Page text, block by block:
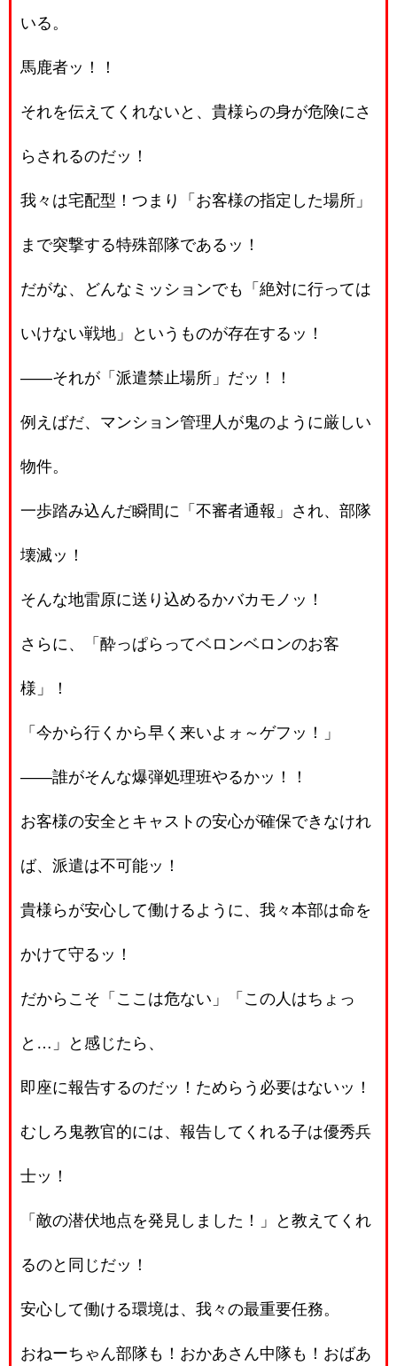
いる。
馬鹿者ッ！！
それを伝えてくれないと、貴様らの身が危険にさ
らされるのだッ！
我々は宅配型！つまり「お客様の指定した場所」
まで突撃する特殊部隊であるッ！
だがな、どんなミッションでも「絶対に行っては
いけない戦地」というものが存在するッ！
――それが「派遣禁止場所」だッ！！
例えばだ、マンション管理人が鬼のように厳しい
物件。
一歩踏み込んだ瞬間に「不審者通報」され、部隊
壊滅ッ！
そんな地雷原に送り込めるかバカモノッ！
さらに、「酔っぱらってベロンベロンのお客
様」！
「今から行くから早く来いよォ～ゲフッ！」
――誰がそんな爆弾処理班やるかッ！！
お客様の安全とキャストの安心が確保できなけれ
ば、派遣は不可能ッ！
貴様らが安心して働けるように、我々本部は命を
かけて守るッ！
だからこそ「ここは危ない」「この人はちょっ
と…」と感じたら、
即座に報告するのだッ！ためらう必要はないッ！
むしろ鬼教官的には、報告してくれる子は優秀兵
士ッ！
「敵の潜伏地点を発見しました！」と教えてくれ
るのと同じだッ！
安心して働ける環境は、我々の最重要任務。
おねーちゃん部隊も！おかあさん中隊も！おばあ